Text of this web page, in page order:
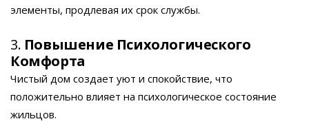
элементы, продлевая их срок службы.
3. Повышение Психологического
Комфорта
Чистый дом создает уют и спокойствие, что
положительно влияет на психологическое состояние
жильцов.